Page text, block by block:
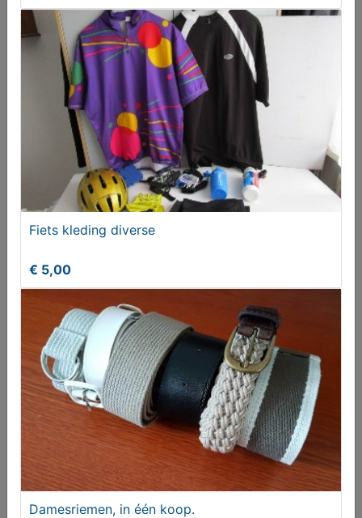
Beha's cupmaat 90D
T.e.a.b.
Handtassen diverse
€ 5,00
Fiets kleding diverse
€ 5,00
Damesriemen, in één koop.